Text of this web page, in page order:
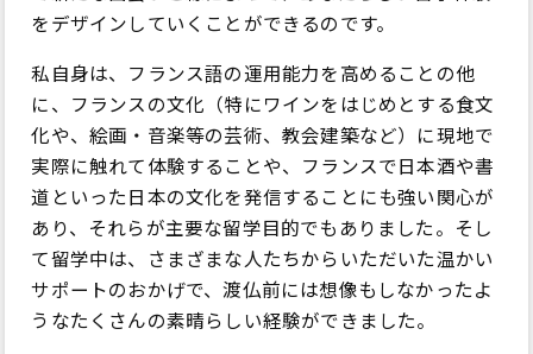
をデザインしていくことができるのです。
私自身は、フランス語の運用能力を高めることの他
に、フランスの文化（特にワインをはじめとする食文
化や、絵画・音楽等の芸術、教会建築など）に現地で
実際に触れて体験することや、フランスで日本酒や書
道といった日本の文化を発信することにも強い関心が
あり、それらが主要な留学目的でもありました。そし
て留学中は、さまざまな人たちからいただいた温かい
サポートのおかげで、渡仏前には想像もしなかったよ
うなたくさんの素晴らしい経験ができました。